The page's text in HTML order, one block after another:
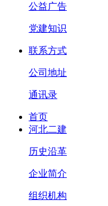
公益广告
党建知识
联系方式
公司地址
通讯录
首页
河北二建
历史沿革
企业简介
组织机构